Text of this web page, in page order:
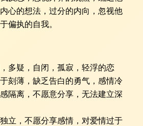
心的想法，过分的内向，忽视他
偏执的自我。
多疑，自闭，孤寂，轻浮的恋
刻薄，缺乏告白的勇气，感情冷
隔离，不愿意分享，无法建立深
立，不愿分享感情，对爱情过于